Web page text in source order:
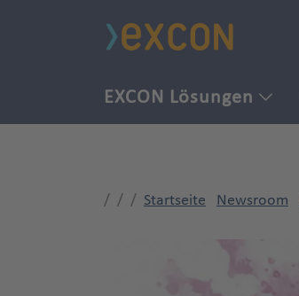
EXCON Lösungen
Startseite Newsroom